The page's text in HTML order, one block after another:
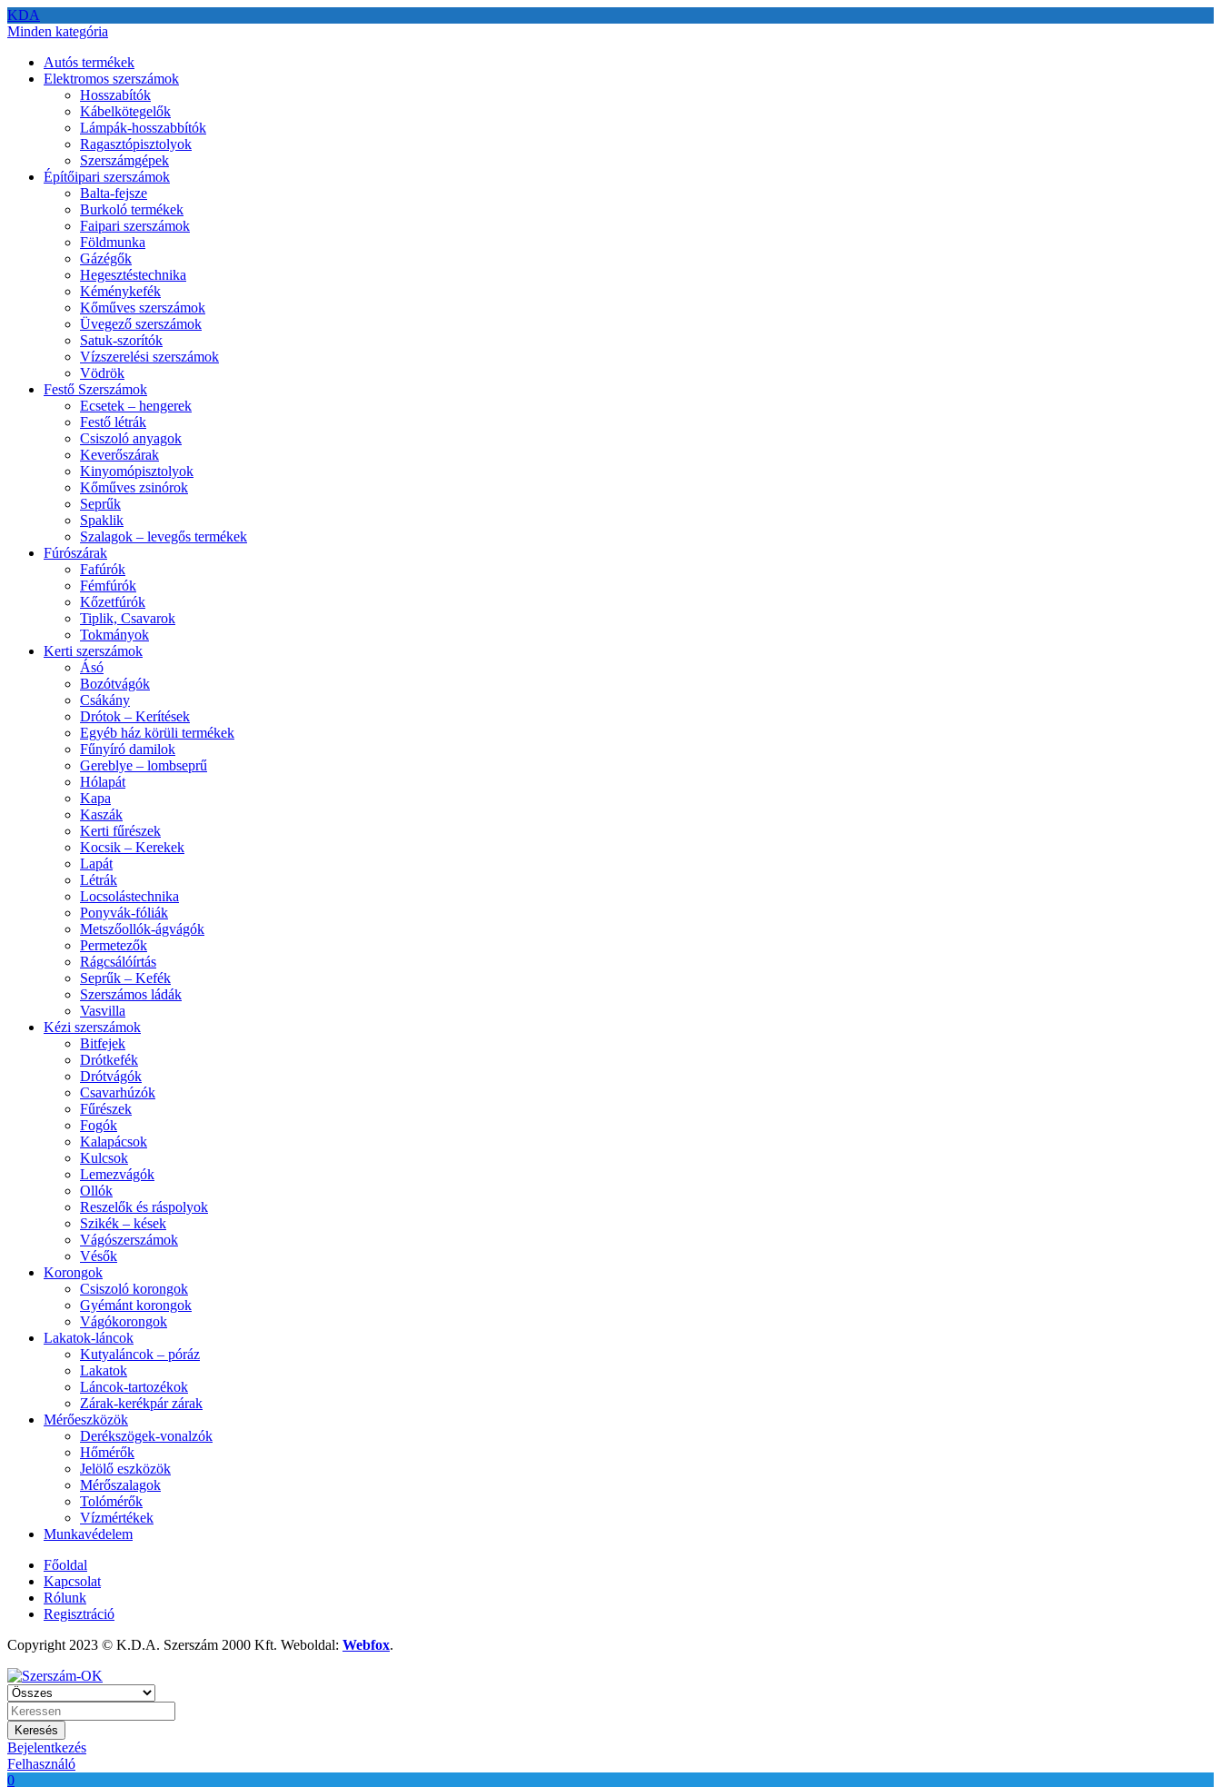
KDA
Minden kategória
Autós termékek
Elektromos szerszámok
Hosszabítók
Kábelkötegelők
Lámpák-hosszabbítók
Ragasztópisztolyok
Szerszámgépek
Építőipari szerszámok
Balta-fejsze
Burkoló termékek
Faipari szerszámok
Földmunka
Gázégők
Hegesztéstechnika
Kéménykefék
Kőműves szerszámok
Üvegező szerszámok
Satuk-szorítók
Vízszerelési szerszámok
Vödrök
Festő Szerszámok
Ecsetek – hengerek
Festő létrák
Csiszoló anyagok
Keverőszárak
Kinyomópisztolyok
Kőműves zsinórok
Seprűk
Spaklik
Szalagok – levegős termékek
Fúrószárak
Fafúrók
Fémfúrók
Kőzetfúrók
Tiplik, Csavarok
Tokmányok
Kerti szerszámok
Ásó
Bozótvágók
Csákány
Drótok – Kerítések
Egyéb ház körüli termékek
Fűnyíró damilok
Gereblye – lombseprű
Hólapát
Kapa
Kaszák
Kerti fűrészek
Kocsik – Kerekek
Lapát
Létrák
Locsolástechnika
Ponyvák-fóliák
Metszőollók-ágvágók
Permetezők
Rágcsálóírtás
Seprűk – Kefék
Szerszámos ládák
Vasvilla
Kézi szerszámok
Bitfejek
Drótkefék
Drótvágók
Csavarhúzók
Fűrészek
Fogók
Kalapácsok
Kulcsok
Lemezvágók
Ollók
Reszelők és ráspolyok
Szikék – kések
Vágószerszámok
Vésők
Korongok
Csiszoló korongok
Gyémánt korongok
Vágókorongok
Lakatok-láncok
Kutyaláncok – póráz
Lakatok
Láncok-tartozékok
Zárak-kerékpár zárak
Mérőeszközök
Derékszögek-vonalzók
Hőmérők
Jelölő eszközök
Mérőszalagok
Tolómérők
Vízmértékek
Munkavédelem
Főoldal
Kapcsolat
Rólunk
Regisztráció
Copyright 2023 © K.D.A. Szerszám 2000 Kft. Weboldal: Webfox.
Keresés
Bejelentkezés
Felhasználó
0